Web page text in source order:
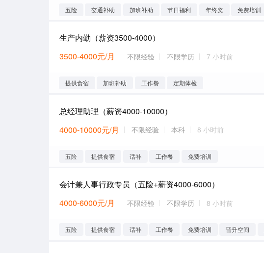
五险 交通补助 加班补助 节日福利 年终奖 免费培训
生产内勤（薪资3500-4000）
3500-4000元/月
不限经验 不限学历 7 小时前
提供食宿 加班补助 工作餐 定期体检
总经理助理（薪资4000-10000）
4000-10000元/月
不限经验 本科 8 小时前
五险 提供食宿 话补 工作餐 免费培训
会计兼人事行政专员（五险+薪资4000-6000）
4000-6000元/月
不限经验 不限学历 8 小时前
五险 提供食宿 话补 工作餐 免费培训 晋升空间